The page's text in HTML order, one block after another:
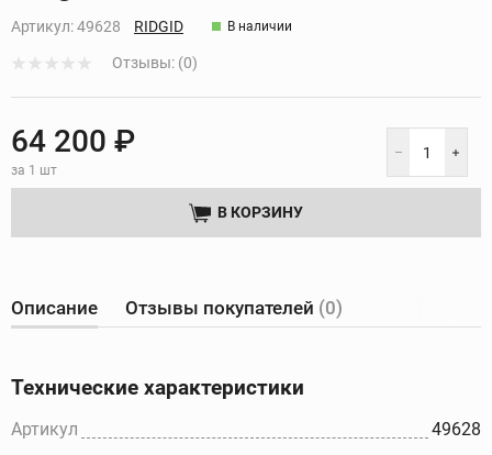
Артикул:49628 RIDGID В наличии
Отзывы: (0)
64 200 ₽
за 1 шт
В КОРЗИНУ
Описание Отзывы покупателей (0)
Технические характеристики
Артикул
49628